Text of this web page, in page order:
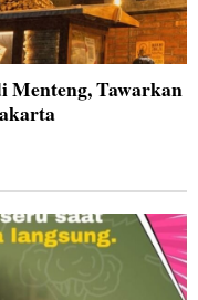
Tawarkan